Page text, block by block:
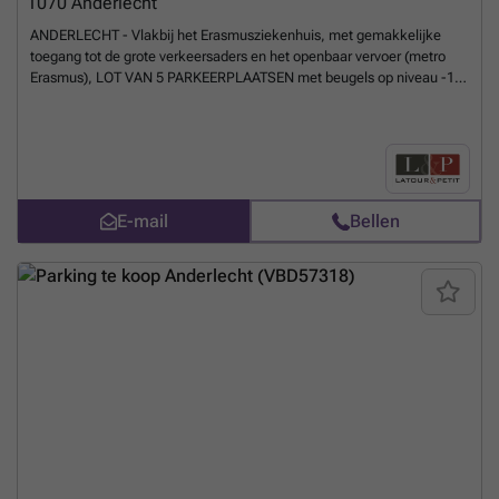
ANDERLECHT - Vlakbij het Erasmusziekenhuis, met gemakkelijke
toegang tot de grote verkeersaders en het openbaar vervoer (metro
Erasmus), LOT VAN 5 PARKEERPLAATSEN met beugels op niveau -1
E-mail Bellen